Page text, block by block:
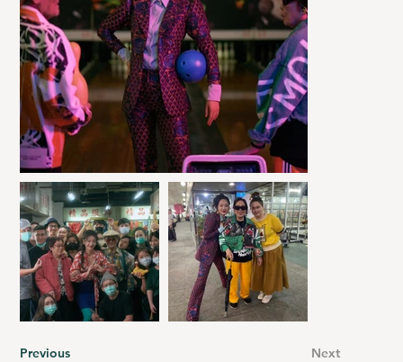
Previous Next